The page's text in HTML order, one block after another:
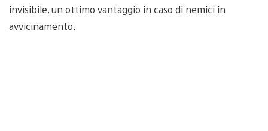
invisibile, un ottimo vantaggio in caso di nemici in
avvicinamento.